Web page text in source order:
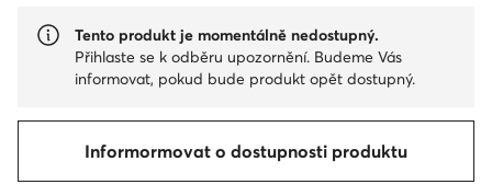
Tento produkt je momentálně nedostupný.
Přihlaste se k odběru upozornění. Budeme Vás
informovat, pokud bude produkt opět dostupný.
Informormovat o dostupnosti produktu